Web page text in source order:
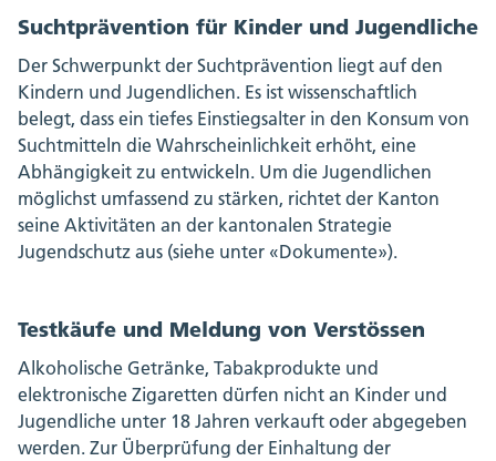
Suchtprävention für Kinder und Jugendliche
Der Schwerpunkt der Suchtprävention liegt auf den
Kindern und Jugendlichen. Es ist wissenschaftlich
belegt, dass ein tiefes Einstiegsalter in den Konsum von
Suchtmitteln die Wahrscheinlichkeit erhöht, eine
Abhängigkeit zu entwickeln. Um die Jugendlichen
möglichst umfassend zu stärken, richtet der Kanton
seine Aktivitäten an der kantonalen Strategie
Jugendschutz aus (siehe unter «Dokumente»).
Testkäufe und Meldung von Verstössen
Alkoholische Getränke, Tabakprodukte und
elektronische Zigaretten dürfen nicht an Kinder und
Jugendliche unter 18 Jahren verkauft oder abgegeben
werden. Zur Überprüfung der Einhaltung der